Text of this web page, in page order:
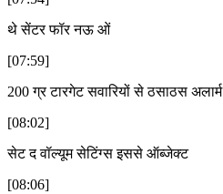
थे सेंटर फॉर नऊ ओं
[07:59]
200 ग्र टारगेट सवारियों से ठसाठस अलार्म
[08:02]
सेट द वॉल्यूम सेटिंग्स इससे ऑब्जेक्ट
[08:06]